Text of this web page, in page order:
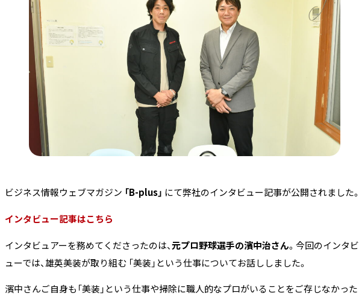
ビジネス情報ウェブマガジン 「B-plus」 にて弊社のインタビュー記事が公開されました。
インタビュー記事はこちら
インタビュアーを務めてくださったのは、元プロ野球選手の濱中治さん。今回のインタビ
ューでは、雄英美装が取り組む 「美装」という仕事についてお話ししました。
濱中さんご自身も「美装」という仕事や掃除に職人的なプロがいることをご存じなかった